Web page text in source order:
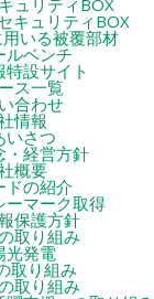
ュリティBOX
キュリティBOX
いる被覆部材
ルベンチ
特設サイト
ス一覧
合わせ
情報
いさつ
・経営方針
概要
ドの紹介
ーマーク取得
保護方針
取り組み
光発電
取り組み
取り組み